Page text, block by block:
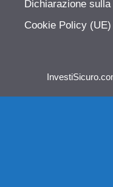
Dichiarazione
Cookie Policy (UE)